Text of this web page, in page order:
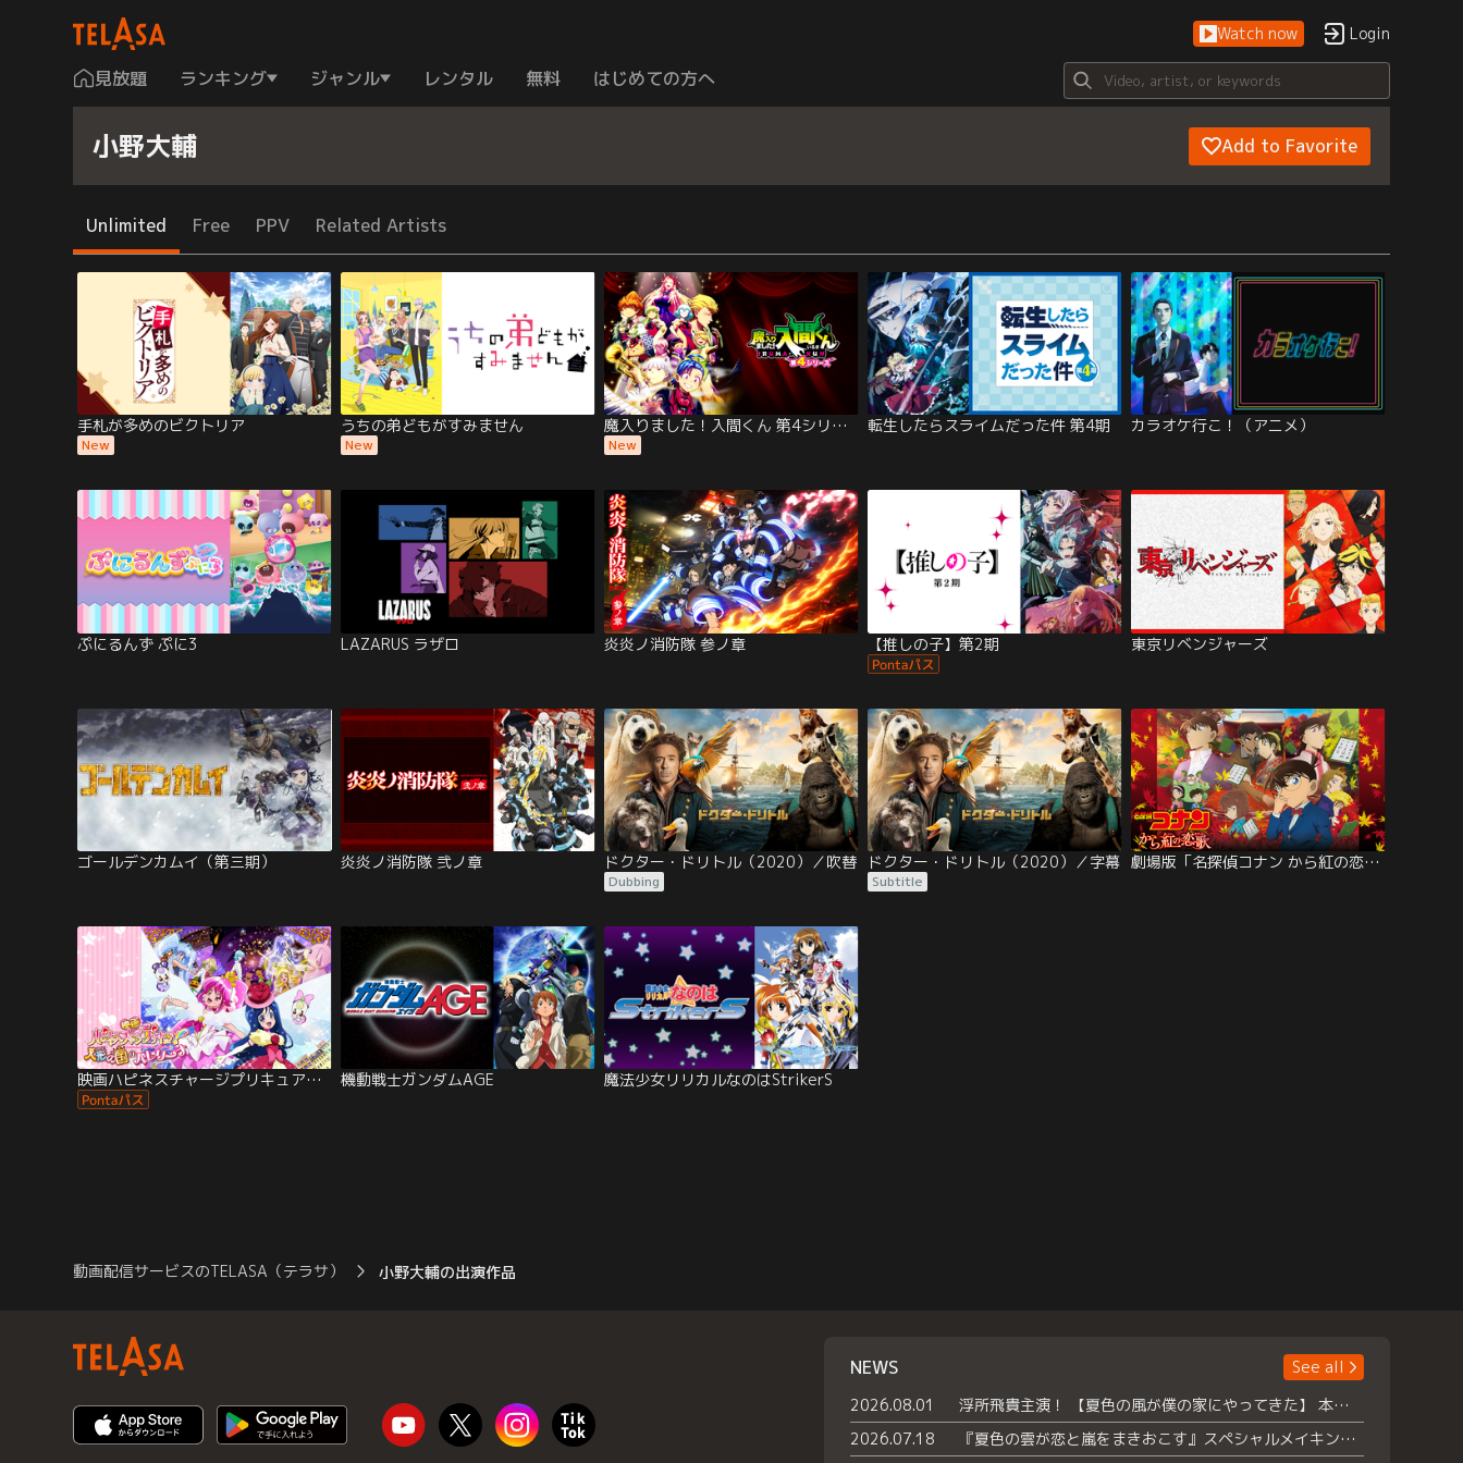
Watch now Login
見放題 ランキング ジャンル レンタル 無料 はじめての方へ
小野大輔 Add to Favorite
Unlimited Free PPV Related Artists
手札が多めのビクトリア
New
うちの弟どもがすみません
New
魔入りました！入間くん 第4シリーズ
New
転生したらスライムだった件 第4期 カラオケ行こ！（アニメ）
ぷにるんず ぷに3 LAZARUS ラザロ 炎炎ノ消防隊 参ノ章 【推しの子】第2期 東京リベンジャーズ
ゴールデンカムイ（第三期） 炎炎ノ消防隊 弐ノ章 ドクター・ドリトル（2020）／吹替
Dubbing
ドクター・ドリトル（2020）／字幕
Subtitle
劇場版「名探偵コナン から紅の恋歌（ラブレター）」
映画ハピネスチャージプリキュア！人形の国のバレリーナ 機動戦士ガンダムAGE 魔法少女リリカルなのはStrikerS
動画配信サービスのTELASA（テラサ） 小野大輔の出演作品
NEWS
See all
2026.08.01
浮所飛貴主演！ 【夏色の風が僕の家にやってきた】 本日よりテラサで独占配信スタート！
2026.07.18
『夏色の雲が恋と嵐をまきおこす』スペシャルメイキング 【Part1】2026年７月18日（土）23時30分～配信スタート！話題のシーンの裏側を大公開！豪華キャスト大集合！ 『武宮家 真夏の家族会議』開催！